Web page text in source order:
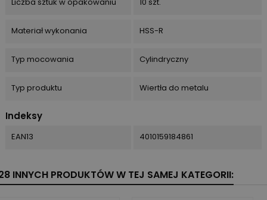
Materiał wykonania HSS-R
Typ mocowania Cylindryczny
Typ produktu Wiertła do metalu
Indeksy
EAN13 4010159184861
INNYCH PRODUKTÓW W TEJ SAMEJ KATEGORII: